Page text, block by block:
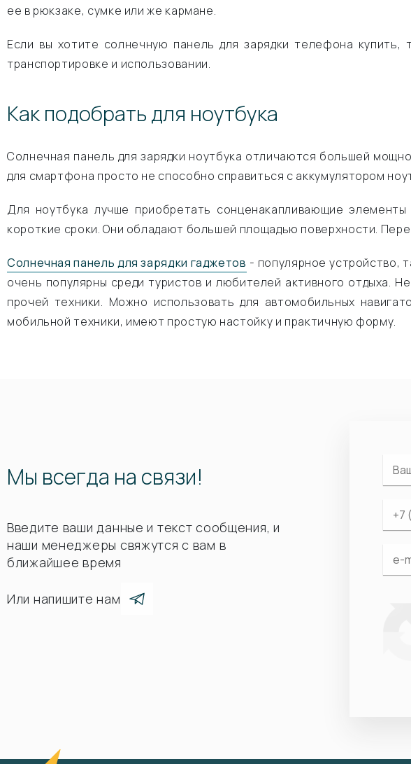
ее в рюкзаке, сумке или же кармане.
Если вы хотите солнечную панель для зарядки телефона
транспортировке и использовании.
Как подобрать для ноутбука
Солнечная панель для зарядки ноутбука отличаются большей
для смартфона просто не способно справиться с аккумулятором
Для ноутбука лучше приобретать сонценакапливающие
короткие сроки. Они обладают большей площадью поверхности.
Солнечная панель для зарядки гаджетов - популярное устройство,
очень популярны среди туристов и любителей активного отдыха.
прочей техники. Можно использовать для автомобильных
мобильной техники, имеют простую настойку и практичную форму.
Мы всегда на связи!
Введите ваши данные и текст сообщения, и
наши менеджеры свяжутся с вам в
ближайшее время
Или напишите нам